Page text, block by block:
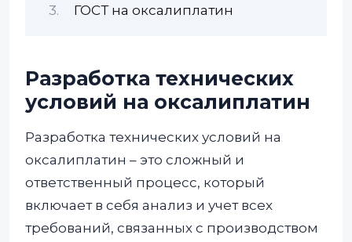
ГОСТ на оксалиплатин
Разработка технических
условий на оксалиплатин
Разработка технических условий на
оксалиплатин – это сложный и
ответственный процесс, который
включает в себя анализ и учет всех
требований, связанных с производством